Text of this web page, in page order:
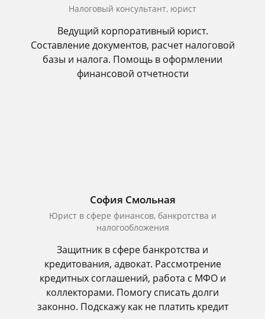
Налоговый консультант, юрист
Ведущий корпоративный юрист.
Составление документов, расчет налоговой
базы и налога. Помощь в оформлении
финансовой отчетности
София Смольная
Юрист в сфере финансов, банкротства и
налогообложения
Защитник в сфере банкротства и
кредитования, адвокат. Рассмотрение
кредитных соглашений, работа с МФО и
коллекторами. Помогу списать долги
законно. Подскажу как не платить кредит